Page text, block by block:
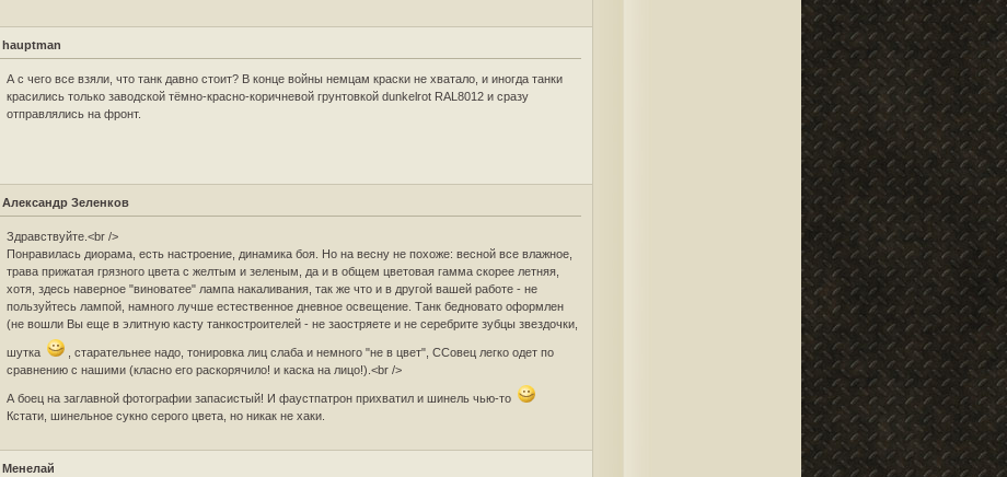
hauptman
А с чего все взяли, что танк давно стоит? В конце войны немцам краски не хватало, и иногда танки
красились только заводской тёмно-красно-коричневой грунтовкой dunkelrot RAL8012 и сразу
отправлялись на фронт.
Александр Зеленков
Здравствуйте.<br />
Понравилась диорама, есть настроение, динамика боя. Но на весну не похоже: весной все влажное,
трава прижатая грязного цвета с желтым и зеленым, да и в общем цветовая гамма скорее летняя,
хотя, здесь наверное "виноватее" лампа накаливания, так же что и в другой вашей работе - не
пользуйтесь лампой, намного лучше естественное дневное освещение. Танк бедновато оформлен
(не вошли Вы еще в элитную касту танкостроителей - не заостряете и не серебрите зубцы звездочки,
шутка
, старательнее надо, тонировка лиц слаба и немного "не в цвет", ССовец легко одет по
сравнению с нашими (класно его раскорячило! и каска на лицо!).<br />
А боец на заглавной фотографии запасистый! И фаустпатрон прихватил и шинель чью-то
Кстати, шинельное сукно серого цвета, но никак не хаки.
Менелай